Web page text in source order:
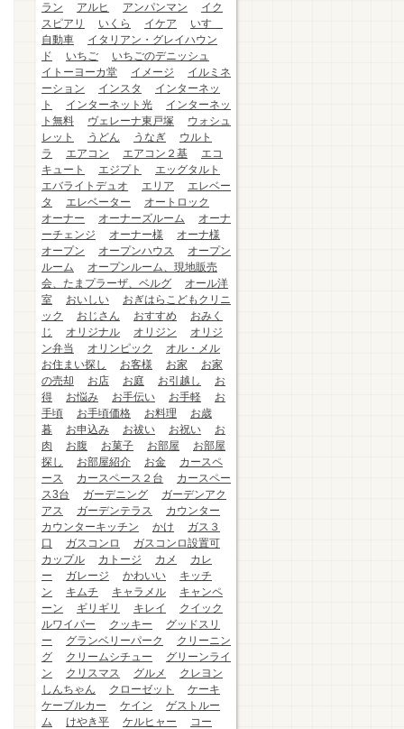
ラン
アルヒ アンパンマン
イク
スピアリ
いくら イケア
いすゞ
自動車
イタリアン・グレイハウン
ド
いちご
いちごのデニッシュ
イトーヨーカ堂
イメージ
イルミネ
ーション
インスタ
インターネッ
ト
インターネット光
インターネッ
ト無料
ヴェレーナ東戸塚
ウォシュ
レット
うどん うなぎ
ウルト
ラ
エアコン エアコン２基
エコ
キュート
エジプト
エッグタルト
エバライトデュオ
エリア
エレベー
タ
エレベーター
オートロック
オーナー
オーナーズルーム
オーナ
ーチェンジ
オーナー様
オーナ様
オープン
オープンハウス
オープン
ルーム
オープンルーム、現地販売
会、たまプラーザ、ベルグ
オール洋
室
おいしい
おぎはらこどもクリニ
ック
おじさん おすすめ
おみく
じ
オリジナル オリジン
オリジ
ン弁当
オリンピック
オル・メル
お住まい探し
お客様 お家
お家
の売却
お店 お庭 お引越し
お
得
お悩み お手伝い お手軽
お
手頃
お手頃価格 お料理
お歳
暮
お申込み お祓い お祝い
お
肉
お腹 お菓子 お部屋
お部屋
探し
お部屋紹介 お金
カースペ
ース
カースペース２台
カースペー
ス3台
ガーデニング
ガーデンアク
アス
ガーデンテラス
カウンター
カウンターキッチン
かけ
ガス３
口
ガスコンロ
ガスコンロ設置可
カップル
カトージ カメ
カレ
ー
ガレージ かわいい
キッチ
ン
キムチ キャラメル
キャンペ
ーン
ギリギリ キレイ
クイック
ルワイパー
クッキー
グッドスリ
ー
グランベリーパーク
クリーニン
グ
クリームシチュー
グリーンライ
ン
クリスマス グルメ
クレヨン
しんちゃん
クローゼット
ケーキ
ケーブルカー
ケイン
ゲストルー
ム
けやき平 ケルヒャー
コー